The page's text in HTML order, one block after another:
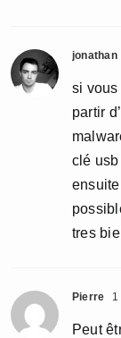
jonathan
si vous
partir
clé
tres
Pierre 1
Peut